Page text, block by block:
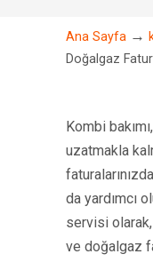
Ana Sayfa →
Doğalgaz
Kombi
uzatmakla
da yardımcı
servisi olarak,
ve doğalgaz